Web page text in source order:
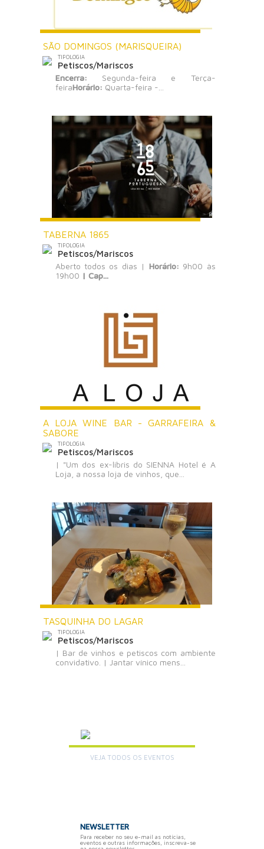
SÃO DOMINGOS (MARISQUEIRA)
TIPOLOGIA
Petiscos/Mariscos
Encerra: Segunda-feira e Terça-
feiraHorário: Quarta-feira -...
TABERNA 1865
TIPOLOGIA
Petiscos/Mariscos
Aberto todos os dias | Horário: 9h00 às
19h00 | Cap...
A LOJA WINE BAR - GARRAFEIRA &
SABORE
TIPOLOGIA
Petiscos/Mariscos
| "Um dos ex-libris do SIENNA Hotel é A
Loja, a nossa loja de vinhos, que...
TASQUINHA DO LAGAR
TIPOLOGIA
Petiscos/Mariscos
| Bar de vinhos e petiscos com ambiente
convidativo. | Jantar vínico mens...
VEJA TODOS OS EVENTOS
NEWSLETTER
Para receber no seu e-mail as notícias,
eventos e outras informações, inscreva-se